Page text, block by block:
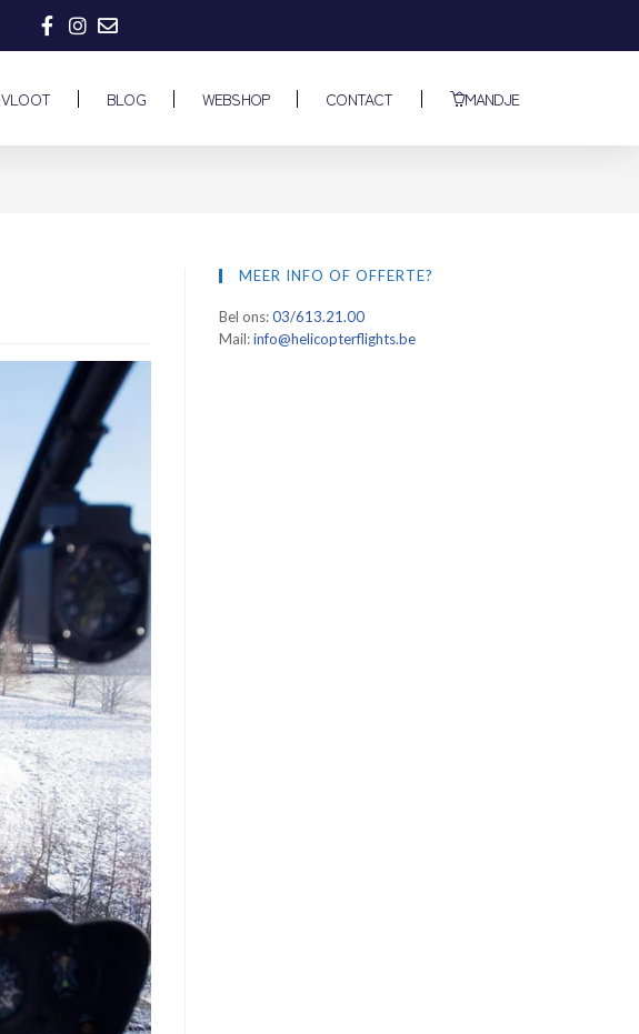
VLOOT BLOG WEBSHOP CONTACT MANDJE
MEER INFO OF OFFERTE?
Bel ons:03/613.21.00
Mail:info@helicopterflights.be